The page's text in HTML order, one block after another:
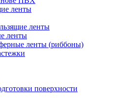
ленты
ленты
ленты
ленты (риббоны)
поверхности